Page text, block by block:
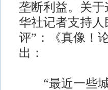
垄断利益。关于
华社记者支持
评”：《真像！
出：
“最近一些城